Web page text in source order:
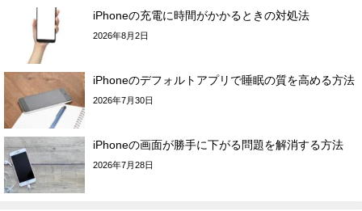
iPhoneの充電に時間がかかるときの対処法
2026年8月2日
iPhoneのデフォルトアプリで睡眠の質を高める方法
2026年7月30日
iPhoneの画面が勝手に下がる問題を解消する方法
2026年7月28日